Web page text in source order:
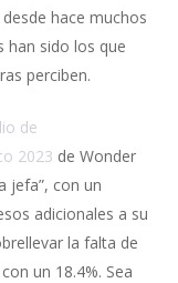
hace muchos
han sido los que
perciben.
de
2023 de Wonder
jefa”, con un
adicionales a su
la falta de
un 18.4%. Sea